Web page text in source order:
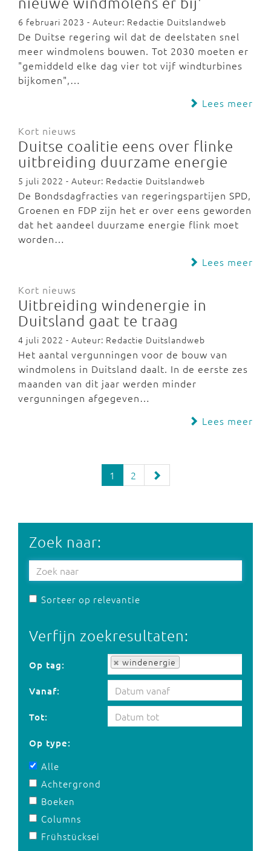
6 februari 2023 - Auteur: Redactie Duitslandweb
De Duitse regering wil dat de deelstaten snel
meer windmolens bouwen. Tot 2030 moeten er
"gemiddeld elke dag vier tot vijf windturbines
bijkomen",…
Lees meer
Kort nieuws
Duitse coalitie eens over flinke
uitbreiding duurzame energie
5 juli 2022 - Auteur: Redactie Duitslandweb
De Bondsdagfracties van regeringspartijen SPD,
Groenen en FDP zijn het er over eens geworden
dat het aandeel duurzame energie flink moet
worden…
Lees meer
Kort nieuws
Uitbreiding windenergie in
Duitsland gaat te traag
4 juli 2022 - Auteur: Redactie Duitslandweb
Het aantal vergunningen voor de bouw van
windmolens in Duitsland daalt. In de eerste zes
maanden van dit jaar werden minder
vergunningen afgegeven…
Lees meer
1 2
Zoek naar:
Sorteer op relevantie
Verfijn zoekresultaten:
Op tag: windenergie
Op tag:
Vanaf:
Tot:
Op type:
Alle
Achtergrond
Boeken
Columns
Frühstücksei